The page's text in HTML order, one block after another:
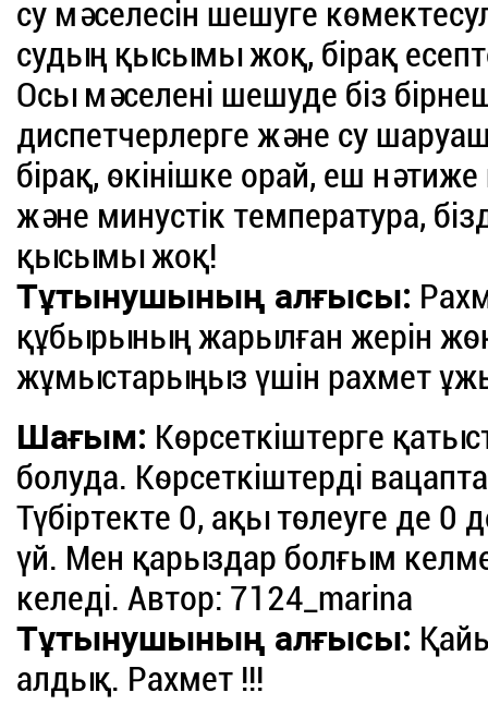
су мәселесін шешуге
судың қысымы жоқ, бірақ
Осы мәселені шешуде біз
диспетчерлерге және су
бірақ, өкінішке орай, еш
және минустік температура,
қысымы жоқ!
Тұтынушының алғысы:
құбырының жарылған жерін
жұмыстарыңыз үшін рахмет
Шағым: Көрсеткіштерге
болуда. Көрсеткіштерді
Түбіртекте 0, ақы төлеуге де 0
үй. Мен қарыздар болғым
келеді. Автор: 7124_marina
Тұтынушының алғысы:
алдық. Рахмет !!!